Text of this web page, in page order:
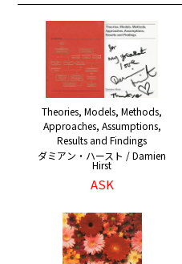
Theories, Models, Methods,
Approaches, Assumptions,
Results and Findings
ダミアン・ハースト / Damien
Hirst
ASK